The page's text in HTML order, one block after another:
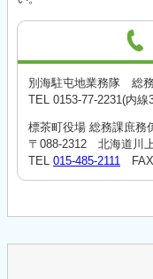
別海駐屯地業務隊 総
TEL 0153-77-2231(内線
標茶町役場 総務課庶務
〒088-2312 北海道川
TEL 015-485-2111 FAX